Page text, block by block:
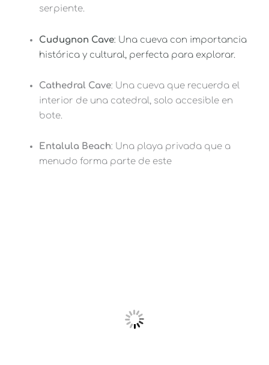
serpiente.
Cudugnon Cave: Una cueva con importancia
histórica y cultural, perfecta para explorar.
Cathedral Cave: Una cueva que recuerda el
interior de una catedral, solo accesible en
bote.
Entalula Beach: Una playa privada que a
menudo forma parte de este